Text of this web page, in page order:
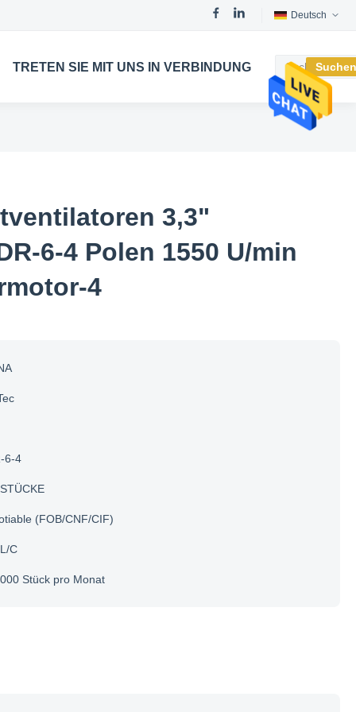
Deutsch
TRETEN SIE MIT UNS IN VERBINDUNG
3,3"
6-4 Polen 1550 U/min
4
6-4
(FOB/CNF/CIF)
C
Stück pro Monat